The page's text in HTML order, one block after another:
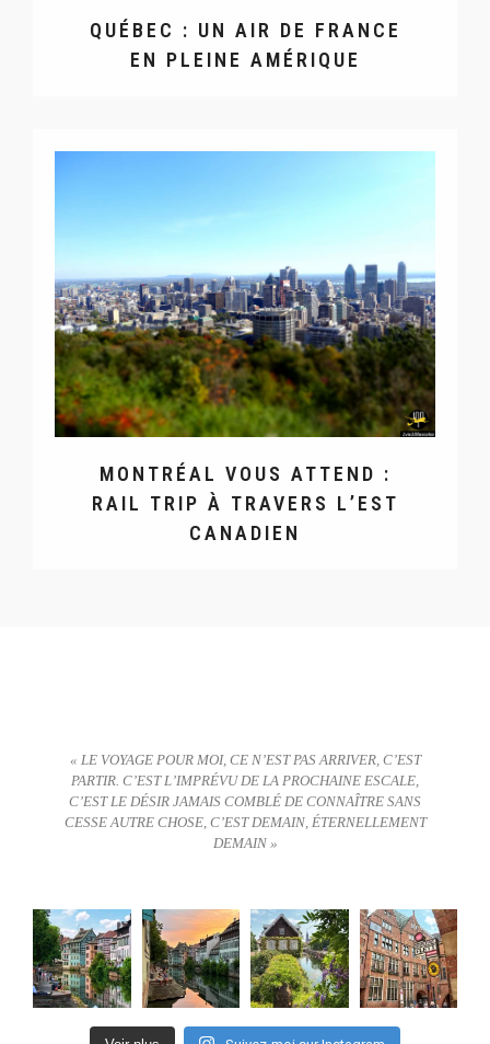
QUÉBEC : UN AIR DE FRANCE
EN PLEINE AMÉRIQUE
MONTRÉAL VOUS ATTEND :
RAIL TRIP À TRAVERS L’EST
CANADIEN
« LE VOYAGE POUR MOI, CE N’EST PAS ARRIVER, C’EST
PARTIR. C’EST L’IMPRÉVU DE LA PROCHAINE ESCALE,
C’EST LE DÉSIR JAMAIS COMBLÉ DE CONNAÎTRE SANS
CESSE AUTRE CHOSE, C’EST DEMAIN, ÉTERNELLEMENT
DEMAIN »